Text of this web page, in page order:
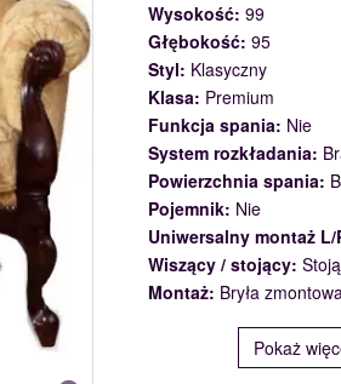
Wysokość: 99
Głębokość: 95
Styl: Klasyczny
Klasa: Premium
Funkcja spania: Nie
System rozkładania:
Powierzchnia spania:
Pojemnik: Nie
Uniwersalny montaż L/
Wiszący / stojący:
Montaż: Bryła
Pokaż